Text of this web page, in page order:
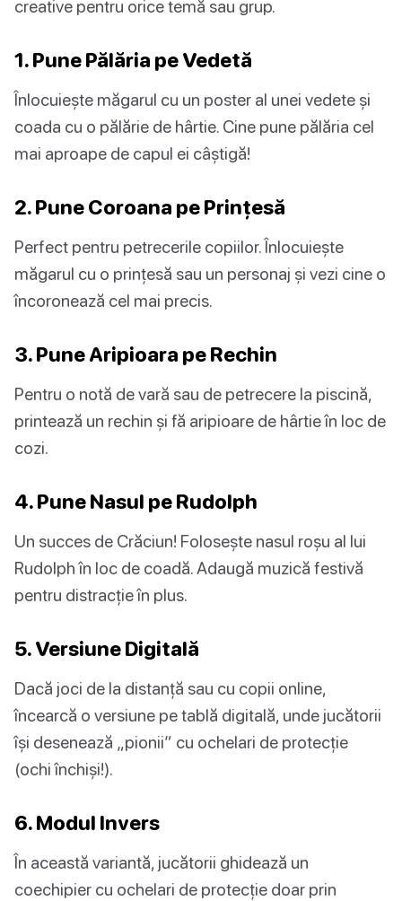
creative pentru orice temă sau grup.
1. Pune Pălăria pe Vedetă
Înlocuiește măgarul cu un poster al unei vedete și
coada cu o pălărie de hârtie. Cine pune pălăria cel
mai aproape de capul ei câștigă!
2. Pune Coroana pe Prințesă
Perfect pentru petrecerile copiilor. Înlocuiește
măgarul cu o prințesă sau un personaj și vezi cine o
încoronează cel mai precis.
3. Pune Aripioara pe Rechin
Pentru o notă de vară sau de petrecere la piscină,
printează un rechin și fă aripioare de hârtie în loc de
cozi.
4. Pune Nasul pe Rudolph
Un succes de Crăciun! Folosește nasul roșu al lui
Rudolph în loc de coadă. Adaugă muzică festivă
pentru distracție în plus.
5. Versiune Digitală
Dacă joci de la distanță sau cu copii online,
încearcă o versiune pe tablă digitală, unde jucătorii
își desenează „pionii” cu ochelari de protecție
(ochi închiși!).
6. Modul Invers
În această variantă, jucătorii ghidează un
coechipier cu ochelari de protecție doar prin